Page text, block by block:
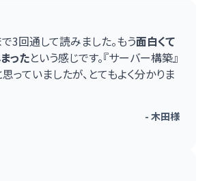
3回通して読みました。もう面白くて
ったという感じです。『サーバー構築』
っていましたが、とてもよく分かりま
- 木田様